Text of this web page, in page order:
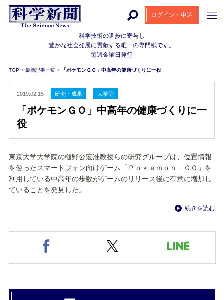
科学技術の進歩に寄与し
豊かな社会発展に貢献する唯一の専門紙です。
毎週金曜日発行
ログイン・申込
TOP > 最新記事一覧 > 「ポケモンＧＯ」中高年の健康づくりに一役
2019.02.15 研究・成果 大学等
「ポケモンＧＯ」中高年の健康づくりに一
役
東京大学大学院の樋野公宏准教授らの研究グループは、位置情報
を使ったスマートフォン向けゲーム「Ｐｏｋｅｍｏｎ ＧＯ」を
利用している中高年の歩数がゲームのリリース後に有意に増加し
ていることを発見した。
続きを読む